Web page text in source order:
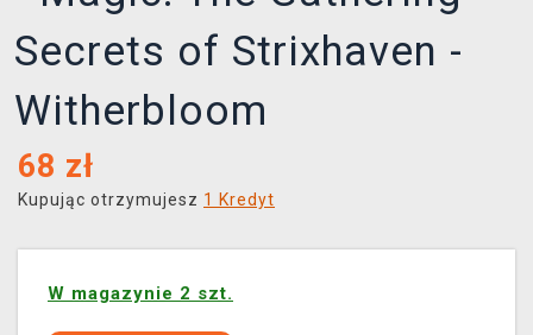
Secrets of Strixhaven -
Witherbloom
68 zł
Kupując otrzymujesz 1 Kredyt
W magazynie 2 szt.